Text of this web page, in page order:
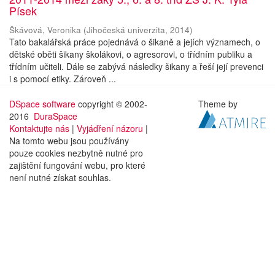
Písek
Škávová, Veronika (Jihočeská univerzita, 2014)
Tato bakalářská práce pojednává o šikaně a jejích významech, o
dětské oběti šikany školákovi, o agresorovi, o třídním publiku a
třídním učiteli. Dále se zabývá následky šikany a řeší její prevenci
i s pomocí etiky. Zároveň ...
DSpace software copyright © 2002-
2016 DuraSpace
Kontaktujte nás | Vyjádření názoru |
Na tomto webu jsou používány
pouze cookies nezbytně nutné pro
zajištění fungování webu, pro které
není nutné získat souhlas.
Theme by